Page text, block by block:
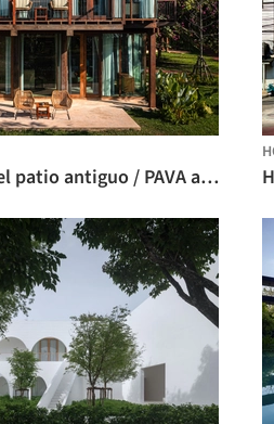
Hotel Nachan, el patio antiguo / PAVA architects